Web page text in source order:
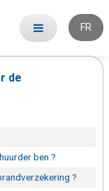
FR
de
ben ?
?